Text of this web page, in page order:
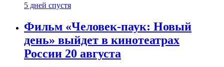
5 дней спустя
Фильм «Человек-паук: Новый
день» выйдет в кинотеатрах
России 20 августа